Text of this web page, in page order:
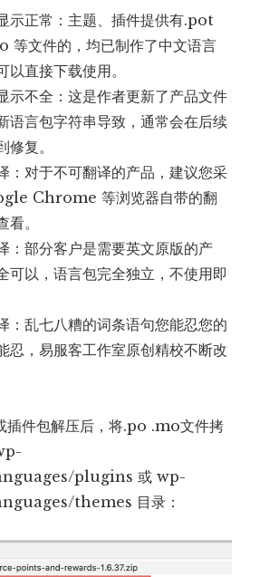
示正常：主题、插件提供有.pot
等文件的，均已制作了中文语言
以直接下载使用。
示不全：这是作者更新了产品文件
语言包字符串导致，通常会在后续
修复。
：对于不可翻译的产品，建议您采
Chrome 等浏览器自带的翻
看。
：部分客户是需要英文原版的产
可以，语言包完全独立，不使用即
：乱七八糟的词条语句您能忍您的
忍，易服客工作室原创精校不断改
插件包解压后，将.po .mo文件拷
plugins 或 wp-
themes 目录：